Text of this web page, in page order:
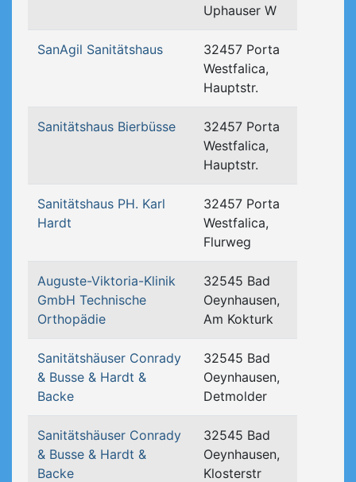
Uphauser W
SanAgil Sanitätshaus
32457 Porta
Westfalica,
Hauptstr.
Sanitätshaus Bierbüsse
32457 Porta
Westfalica,
Hauptstr.
Sanitätshaus PH. Karl
Hardt
32457 Porta
Westfalica,
Flurweg
Auguste-Viktoria-Klinik
GmbH Technische
Orthopädie
32545 Bad
Oeynhausen,
Am Kokturk
Sanitätshäuser Conrady
& Busse & Hardt &
Backe
32545 Bad
Oeynhausen,
Detmolder
Sanitätshäuser Conrady
& Busse & Hardt &
Backe
32545 Bad
Oeynhausen,
Klosterstr